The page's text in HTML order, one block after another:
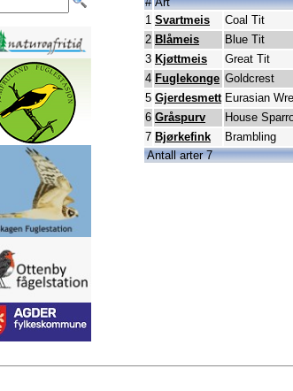
1 Svartmeis Coal Tit
2 Blåmeis Blue Tit
3 Kjøttmeis Great Tit
4 Fuglekonge Goldcrest
5 Gjerdesmett Eurasian
6 Gråspurv House
7 Bjørkefink Brambling
Antall arter 7